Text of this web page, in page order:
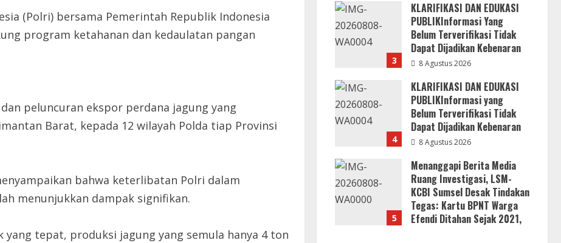
(Polri) bersama Pemerintah Republik Indonesia
program ketahanan dan kedaulatan pangan
peluncuran ekspor perdana jagung yang
Barat, kepada 12 wilayah Polda tiap Provinsi
bahwa keterlibatan Polri dalam
menunjukkan dampak signifikan.
tepat, produksi jagung yang semula hanya 4 ton
3
KLARIFIKASI DAN EDUKASI
PUBLIKInformasi Yang
Belum Terverifikasi Tidak
Dapat Dijadikan Kebenaran
8 Agustus 2026
4
KLARIFIKASI DAN EDUKASI
PUBLIKInformasi yang
Belum Terverifikasi Tidak
Dapat Dijadikan Kebenaran
8 Agustus 2026
5
Menanggapi Berita Media
Ruang Investigasi, LSM-
KCBI Sumsel Desak Tindakan
Tegas: Kartu BPNT Warga
Efendi Ditahan Sejak 2021,